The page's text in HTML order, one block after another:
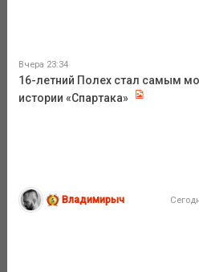
Вчера 23:34
16-летний Полех стал самым
истории «Спартака»
Владимирыч